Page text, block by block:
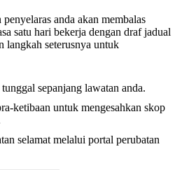
anda akan membalas
satu hari bekerja dengan draf jadual
langkah seterusnya untuk
sepanjang lawatan anda.
ketibaan untuk mengesahkan skop
selamat melalui portal perubatan